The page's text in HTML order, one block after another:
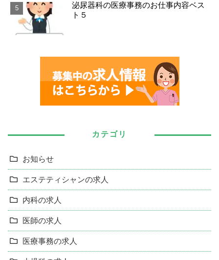
泌尿器科の医療事務のお仕事内容ベス
ト５
カテゴリ
お知らせ
エステティシャンの求人
内科の求人
医師の求人
医療事務の求人